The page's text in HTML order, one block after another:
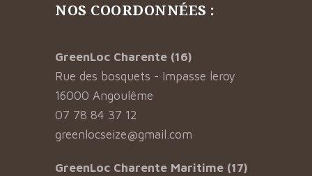
NOS COORDONNÉES :
GreenLoc Charente (16)
Rue des bosquets - Impasse leroy
16000 Angoulême
07 78 84 37 12
greenlocseize@gmail.com
GreenLoc Charente Maritime (17)